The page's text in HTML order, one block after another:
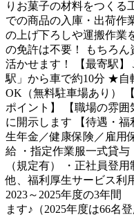
りお菓子の材料をつくる
での商品の入庫・出荷作
の上げ下ろしや運搬作業
の免許は不要！ もちろん
活かせます！ 【最寄駅
駅」から車で約10分 ★自
OK（無料駐車場あり）
ポイント】 【職場の雰
に開示します 【待遇・
生年金／健康保険／雇用
給 ・指定作業服一式貸
（規定有） ・正社員登
他、福利厚生サービス
2023～2025年度の3年間
ます♪（2025年度は66名